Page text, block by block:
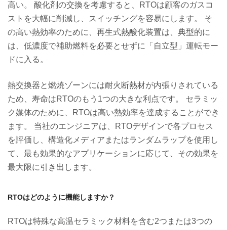
高い。 酸化剤の交換を考慮すると、RTOは顧客のガスコ
ストを大幅に削減し、スイッチングを容易にします。 そ
の高い熱効率のために、再生式熱酸化装置は、典型的に
は、低濃度で補助燃料を必要とせずに「自立型」運転モー
ドに入る。
熱交換器と燃焼ゾーンには耐火断熱材が内張りされている
ため、寿命はRTOのもう1つの大きな利点です。 セラミッ
ク媒体のために、RTOは高い熱効率を達成することができ
ます。 当社のエンジニアは、RTOデザインで各プロセス
を評価し、構造化メディアまたはランダムラップを使用し
て、最も効果的なアプリケーションに応じて、その効果を
最大限に引き出します。
RTOはどのように機能しますか？
RTOは特殊な高温セラミック材料を含む2つまたは3つの